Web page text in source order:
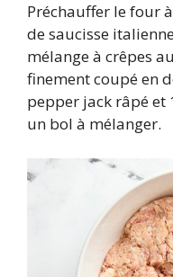
Préchauffer le four
de saucisse
mélange à crêpes
finement coupé en
pepper jack râpé et
un bol à mélanger.